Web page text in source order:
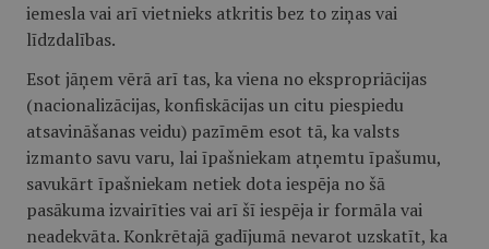
iemesla vai arī vietnieks atkritis bez to ziņas vai
līdzdalības.
Esot jāņem vērā arī tas, ka viena no ekspropriācijas
(nacionalizācijas, konfiskācijas un citu piespiedu
atsavināšanas veidu) pazīmēm esot tā, ka valsts
izmanto savu varu, lai īpašniekam atņemtu īpašumu,
savukārt īpašniekam netiek dota iespēja no šā
pasākuma izvairīties vai arī šī iespēja ir formāla vai
neadekvāta. Konkrētajā gadījumā nevarot uzskatīt, ka